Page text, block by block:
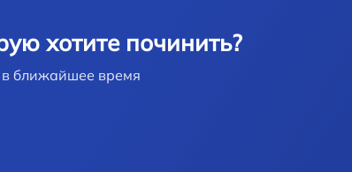
хотите починить?
в ближайшее время